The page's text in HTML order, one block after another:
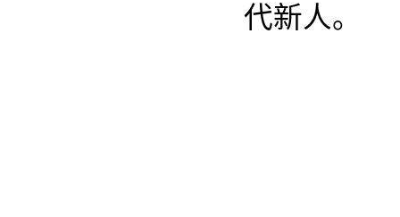
代新人。